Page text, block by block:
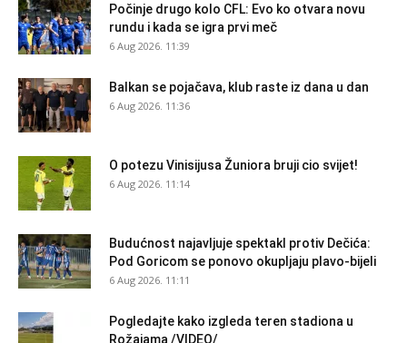
Počinje drugo kolo CFL: Evo ko otvara novu
rundu i kada se igra prvi meč
6 Aug 2026. 11:39
Balkan se pojačava, klub raste iz dana u dan
6 Aug 2026. 11:36
O potezu Vinisijusa Žuniora bruji cio svijet!
6 Aug 2026. 11:14
Budućnost najavljuje spektakl protiv Dečića:
Pod Goricom se ponovo okupljaju plavo-bijeli
6 Aug 2026. 11:11
Pogledajte kako izgleda teren stadiona u
Rožajama /VIDEO/